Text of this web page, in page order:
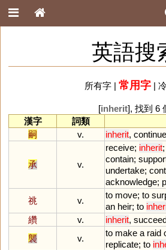
英語搜
所有字| 常用字|
[inherit], 找到 6
漢字
詞類
嗣
v. inherit, continue
承 v.
receive; inherit;
contain;
undertake;
acknowledge;
祧
v.
to move; to
an heir; to
纘
v. inherit,
襲
v.
to make a raid
replicate; to